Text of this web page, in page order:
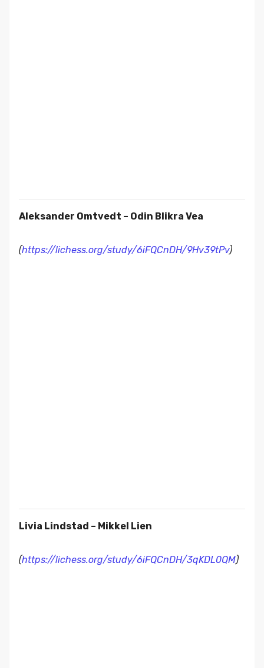
Aleksander Omtvedt – Odin Blikra Vea
(https://lichess.org/study/6iFQCnDH/9Hv39tPv)
Livia Lindstad – Mikkel Lien
(https://lichess.org/study/6iFQCnDH/3qKDL0QM)